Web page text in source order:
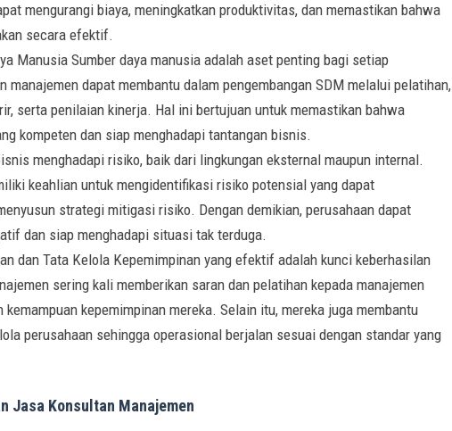
mengurangi biaya, meningkatkan produktivitas, dan memastikan bahwa
secara efektif.
Manusia Sumber daya manusia adalah aset penting bagi setiap
manajemen dapat membantu dalam pengembangan SDM melalui pelatihan,
serta penilaian kinerja. Hal ini bertujuan untuk memastikan bahwa
kompeten dan siap menghadapi tantangan bisnis.
menghadapi risiko, baik dari lingkungan eksternal maupun internal.
keahlian untuk mengidentifikasi risiko potensial yang dapat
strategi mitigasi risiko. Dengan demikian, perusahaan dapat
dan siap menghadapi situasi tak terduga.
dan Tata Kelola Kepemimpinan yang efektif adalah kunci keberhasilan
sering kali memberikan saran dan pelatihan kepada manajemen
kemampuan kepemimpinan mereka. Selain itu, mereka juga membantu
perusahaan sehingga operasional berjalan sesuai dengan standar yang
Jasa Konsultan Manajemen